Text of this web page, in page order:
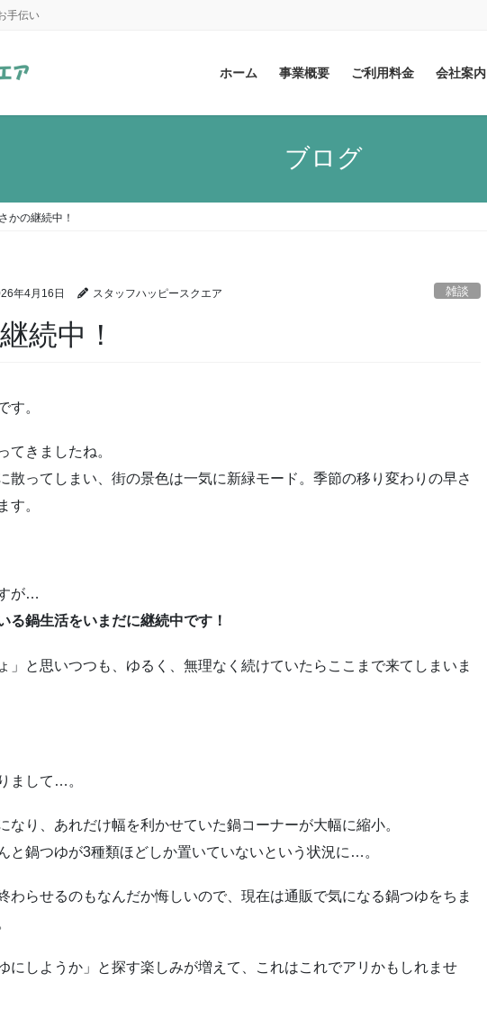
手伝い
ホーム 事業概要 ご利用料金 会社案内
ブログ
かの継続中！
年4月16日 スタッフハッピースクエア 雑談
続中！
す。
てきましたね。
散ってしまい、街の景色は一気に新緑モード。季節の移り変わりの早さ
す。
が…
る鍋生活をいまだに継続中です！
」と思いつつも、ゆるく、無理なく続けていたらここまで来てしまいま
まして…。
なり、あれだけ幅を利かせていた鍋コーナーが大幅に縮小。
と鍋つゆが3種類ほどしか置いていないという状況に…。
わらせるのもなんだか悔しいので、現在は通販で気になる鍋つゆをちま
にしようか」と探す楽しみが増えて、これはこれでアリかもしれませ